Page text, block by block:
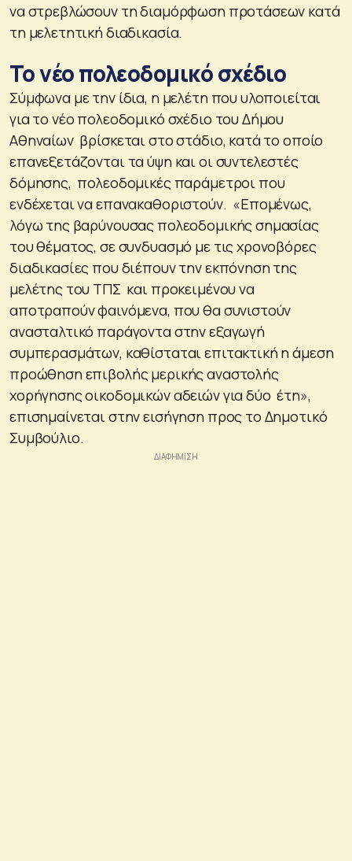
να στρεβλώσουν τη διαμόρφωση προτάσεων κατά
τη μελετητική διαδικασία.
Το νέο πολεοδομικό σχέδιο
Σύμφωνα με την ίδια, η μελέτη που υλοποιείται
για το νέο πολεοδομικό σχέδιο του Δήμου
Αθηναίων βρίσκεται στο στάδιο, κατά το οποίο
επανεξετάζονται τα ύψη και οι συντελεστές
δόμησης, πολεοδομικές παράμετροι που
ενδέχεται να επανακαθοριστούν. «Επομένως,
λόγω της βαρύνουσας πολεοδομικής σημασίας
του θέματος, σε συνδυασμό με τις χρονοβόρες
διαδικασίες που διέπουν την εκπόνηση της
μελέτης του ΤΠΣ και προκειμένου να
αποτραπούν φαινόμενα, που θα συνιστούν
ανασταλτικό παράγοντα στην εξαγωγή
συμπερασμάτων, καθίσταται επιτακτική η άμεση
προώθηση επιβολής μερικής αναστολής
χορήγησης οικοδομικών αδειών για δύο έτη»,
επισημαίνεται στην εισήγηση προς το Δημοτικό
Συμβούλιο.